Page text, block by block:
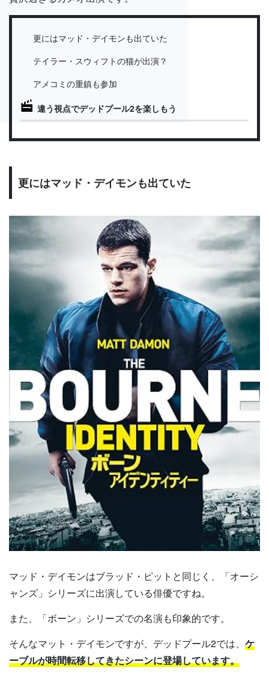
更にはマッド・デイモンも出ていた
テイラー・スウィフトの猫が出演？
アメコミの重鎮も参加
違う視点でデッドプール2を楽しもう
更にはマッド・デイモンも出ていた
マッド・デイモンはブラッド・ピットと同じく、「オーシ
ャンズ」シリーズに出演している俳優ですね。
また、「ボーン」シリーズでの名演も印象的です。
そんなマット・デイモンですが、デッドプール2では、 ケ
ーブルが時間転移してきたシーンに登場しています。